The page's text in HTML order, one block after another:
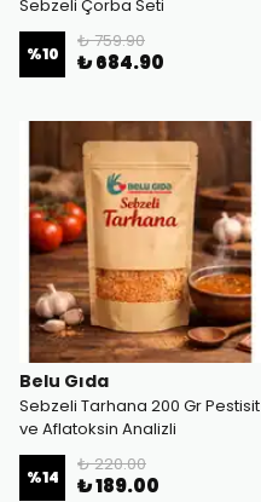
Sebzeli Çorba Seti
%10
₺ 759.90
₺ 684.90
Belu Gıda
Sebzeli Tarhana 200 Gr Pestisit
ve Aflatoksin Analizli
%14
₺ 220.00
₺ 189.00